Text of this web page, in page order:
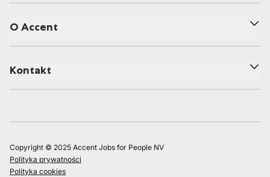
O Accent
Kontakt
Copyright © 2025 Accent Jobs for People NV
Polityka prywatności
Polityka cookies